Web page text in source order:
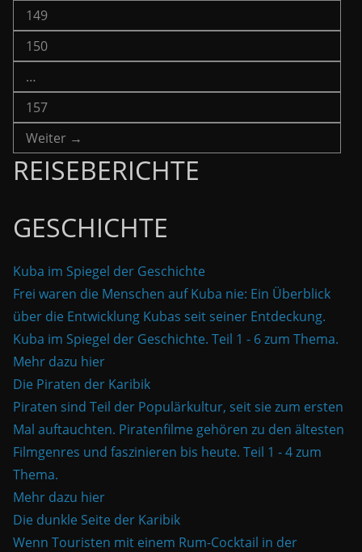
149
150
…
157
Weiter →
REISEBERICHTE
GESCHICHTE
Kuba im Spiegel der Geschichte
Frei waren die Menschen auf Kuba nie: Ein Überblick
über die Entwicklung Kubas seit seiner Entdeckung.
Kuba im Spiegel der Geschichte. Teil 1 - 6 zum Thema.
Mehr dazu hier
Die Piraten der Karibik
Piraten sind Teil der Populärkultur, seit sie zum ersten
Mal auftauchten. Piratenfilme gehören zu den ältesten
Filmgenres und faszinieren bis heute. Teil 1 - 4 zum
Thema.
Mehr dazu hier
Die dunkle Seite der Karibik
Wenn Touristen mit einem Rum-Cocktail in der